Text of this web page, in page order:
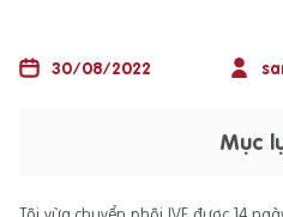
30/08/2022
Mục